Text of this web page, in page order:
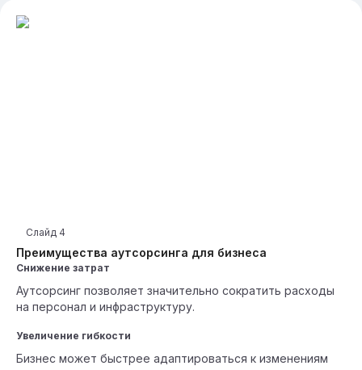
Преимущества аутсорсинга для бизнеса
Слайд 4
Снижение затрат
Аутсорсинг позволяет значительно сократить расходы
на персонал и инфраструктуру.
Увеличение гибкости
Бизнес может быстрее адаптироваться к изменениям